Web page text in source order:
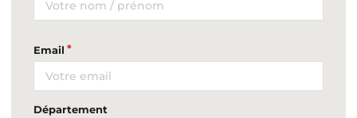
Email
Département